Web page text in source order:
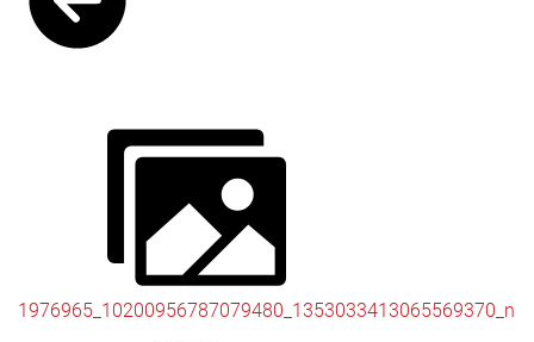
1976965_10200956787079480_1353033413065569370_n